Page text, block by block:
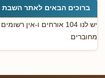
ברוכים הבאים לאתר השבת
יש לנו 104 אורחים ו-אין רשומים
מחוברים